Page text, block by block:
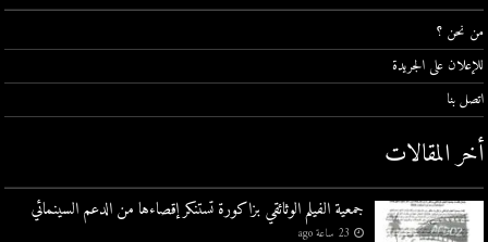
من نحن ؟
للإعلان على الجريدة
اتصل بنا
أخر المقالات
جمعية الفيلم الوثائقي بزاكورة تستنكر إقصاءها من الدعم السينمائي
23 ساعة ago